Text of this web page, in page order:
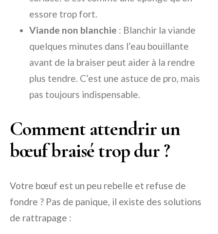
essore trop fort.
Viande non blanchie : Blanchir la viande
quelques minutes dans l’eau bouillante
avant de la braiser peut aider à la rendre
plus tendre. C’est une astuce de pro, mais
pas toujours indispensable.
Comment attendrir un
bœuf braisé trop dur ?
Votre bœuf est un peu rebelle et refuse de
fondre ? Pas de panique, il existe des solutions
de rattrapage :